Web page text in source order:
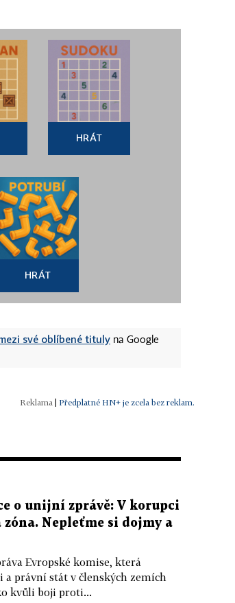
HRÁT
HRÁT
své oblíbené tituly na Google
| Předplatné HN+ je zcela bez reklam.
o unijní zprávě: V korupci
zóna. Nepleťme si dojmy a
Evropské komise, která
právní stát v členských zemích
kvůli boji proti...